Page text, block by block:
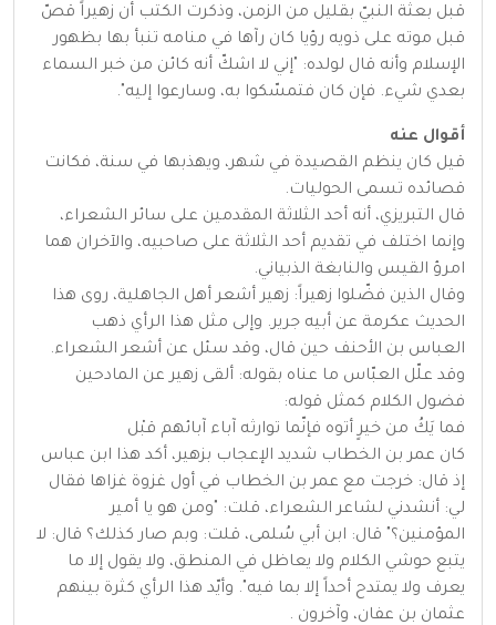
قبل بعثة النبيّ بقليل من الزمن، وذكرت الكتب أن زهيراً قصّ
قبل موته على ذويه رؤيا كان رآها في منامه تنبأ بها بظهور
الإسلام وأنه قال لولده: "إني لا اشكّ أنه كائن من خبر السماء
بعدي شيء. فإن كان فتمسّكوا به، وسارعوا إليه".
أقوال عنه
قيل كان ينظم القصيدة في شهر، ويهذبها في سنة، فكانت
قصائده تسمى الحوليات.
قال التبريزي، أنه أحد الثلاثة المقدمين على سائر الشعراء،
وإنما اختلف في تقديم أحد الثلاثة على صاحبيه، والآخران هما
امرؤ القيس والنابغة الذبياني.
وقال الذين فضّلوا زهيراً: زهير أشعر أهل الجاهلية، روى هذا
الحديث عكرمة عن أبيه جرير. وإلى مثل هذا الرأي ذهب
العباس بن الأحنف حين قال، وقد سئل عن أشعر الشعراء.
وقد علّل العبّاس ما عناه بقوله: ألقى زهير عن المادحين
فضول الكلام كمثل قوله:
فما يَكُ من خيرٍ أتوه فإنّما توارثه آباء آبائهم قبْل
كان عمر بن الخطاب شديد الإعجاب بزهير، أكد هذا ابن عباس
إذ قال: خرجت مع عمر بن الخطاب في أول غزوة غزاها فقال
لي: أنشدني لشاعر الشعراء، قلت: "ومن هو يا أمير
المؤمنين؟" قال: ابن أبي سُلمى، قلت: وبم صار كذلك؟ قال: لا
يتبع حوشي الكلام ولا يعاظل في المنطق، ولا يقول إلا ما
يعرف ولا يمتدح أحداً إلا بما فيه". وأيّد هذا الرأي كثرة بينهم
عثمان بن عفان، وآخرون .